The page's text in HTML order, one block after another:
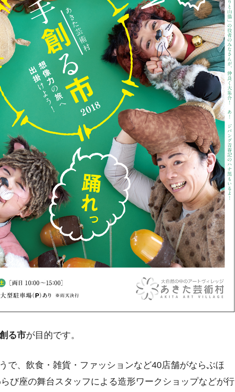
る市が目的です。
で、飲食・雑貨・ファッションなど40店舗がならぶほ
び座の舞台スタッフによる造形ワークショップなどが行